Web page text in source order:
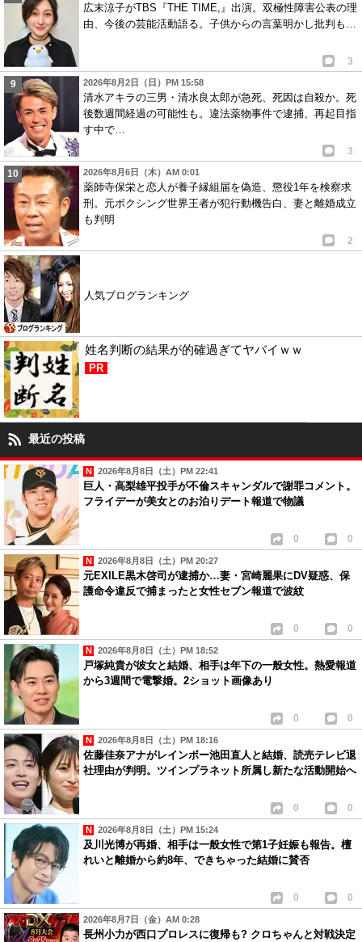
広末涼子がTBS『THE TIME,』出演。双極性障害公表の理
由、今後の芸能活動語る。子供からの言葉明かし批判も…
3
2026年8月2日（日）PM 15:58
清水アキラの三男・清水良太郎が急死、死因は自殺か。死
後数週間経過の可能性も。違法薬物事件で逮捕、再起目指
す中で…
3
2026年8月6日（木）AM 0:01
薬師寺保栄と恋人が養子縁組届を偽造、懲役1年を検察求
刑。元ボクシング世界王者が犯行動機告白、妻と離婚成立
も判明
2
人気ブログランキング
姓名判断の結果が的確過ぎてヤバイｗｗ
PR
最近の投稿
2026年8月8日（土）PM 22:41
巨人・高梨雄平投手が不倫スキャンダルで謝罪コメント。
フライデーが美女とのお泊りデート報道で物議
0 0
2026年8月8日（土）PM 20:27
元EXILE黒木啓司が逮捕か…妻・宮崎麗果にDV疑惑、保
護命令違反で捕まったと女性セブン報道で波紋
0 0
2026年8月8日（土）PM 18:52
戸塚純貴が彼女と結婚、相手は年下の一般女性。熱愛報道
から3週間で電撃婚。2ショット画像あり
0 0
2026年8月8日（土）PM 18:16
佐藤佳奈アナがレインボー池田直人と結婚、読売テレビ退
社理由が判明。ツインプラネット所属し新たな活動開始へ
0 0
2026年8月8日（土）PM 15:24
及川光博が再婚、相手は一般女性で第1子妊娠も報告。檀
れいと離婚から約8年、できちゃった結婚に賛否
0 0
2026年8月7日（金）AM 0:28
長州小力が西口プロレスに復帰も? クロちゃんと対戦決定